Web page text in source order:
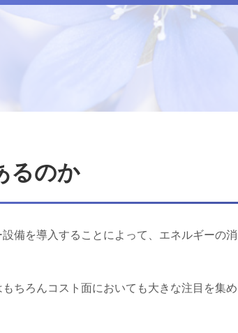
るのか
備を導入することによって、エネルギーの消
ちろんコスト面においても大きな注目を集め